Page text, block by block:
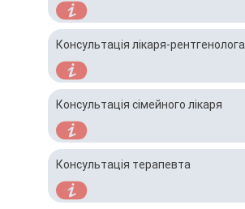
Консультація лікаря-рентгенолога
Консультація сімейного лікаря
Консультація терапевта